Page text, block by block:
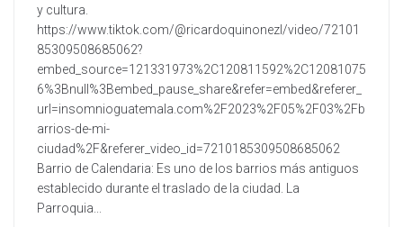
y cultura.
https://www.tiktok.com/@ricardoquinonezl/video/72101
85309508685062?
embed_source=121331973%2C120811592%2C12081075
6%3Bnull%3Bembed_pause_share&refer=embed&referer_
url=insomnioguatemala.com%2F2023%2F05%2F03%2Fb
arrios-de-mi-
ciudad%2F&referer_video_id=7210185309508685062
Barrio de Calendaria: Es uno de los barrios más antiguos
establecido durante el traslado de la ciudad. La
Parroquia...